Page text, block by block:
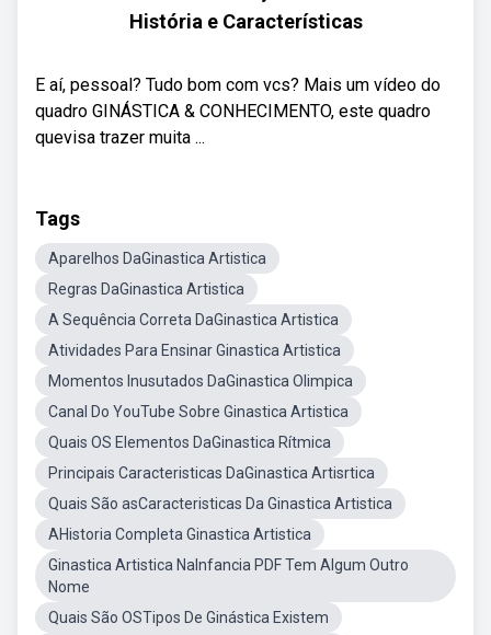
História e Características
E aí, pessoal? Tudo bom com vcs? Mais um vídeo do
quadro GINÁSTICA & CONHECIMENTO, este quadro
quevisa trazer muita ...
Tags
Aparelhos DaGinastica Artistica
Regras DaGinastica Artistica
A Sequência Correta DaGinastica Artistica
Atividades Para Ensinar Ginastica Artistica
Momentos Inusutados DaGinastica Olimpica
Canal Do YouTube Sobre Ginastica Artistica
Quais OS Elementos DaGinastica Rítmica
Principais Caracteristicas DaGinastica Artisrtica
Quais São asCaracteristicas Da Ginastica Artistica
AHistoria Completa Ginastica Artistica
Ginastica Artistica NaInfancia PDF Tem Algum Outro
Nome
Quais São OSTipos De Ginástica Existem